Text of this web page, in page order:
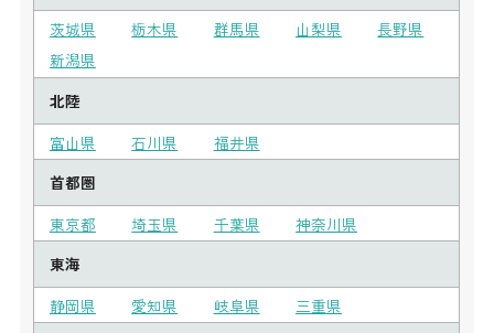
茨城県
栃木県 群馬県 山梨県
長野県
新潟県
北陸
富山県
石川県
福井県
首都圏
東京都
埼玉県 千葉県
神奈川県
東海
静岡県
愛知県 岐阜県
三重県